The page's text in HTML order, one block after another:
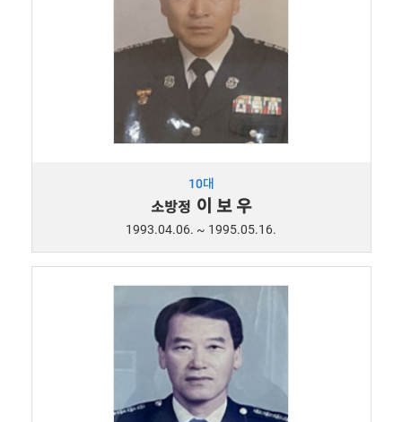
10대
소방정 이 보 우
1993.04.06. ~ 1995.05.16.